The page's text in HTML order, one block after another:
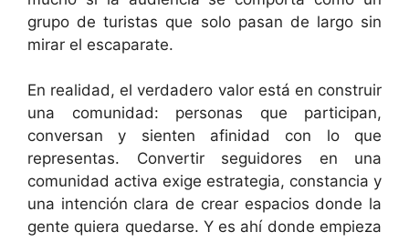
grupo de turistas que solo pasan de largo sin
mirar el escaparate.
En realidad, el verdadero valor está en construir
una comunidad: personas que participan,
conversan y sienten afinidad con lo que
representas. Convertir seguidores en una
comunidad activa exige estrategia, constancia y
una intención clara de crear espacios donde la
gente quiera quedarse. Y es ahí donde empieza